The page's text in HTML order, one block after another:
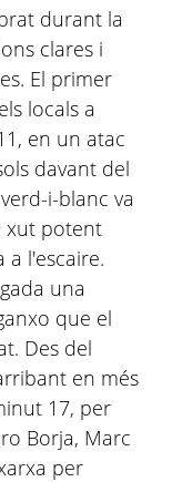
durant la
clares i
El primer
locals a
en un atac
davant del
i-blanc va
xut potent
a l'escaire.
una
que el
Des del
en més
17, per
Borja, Marc
per